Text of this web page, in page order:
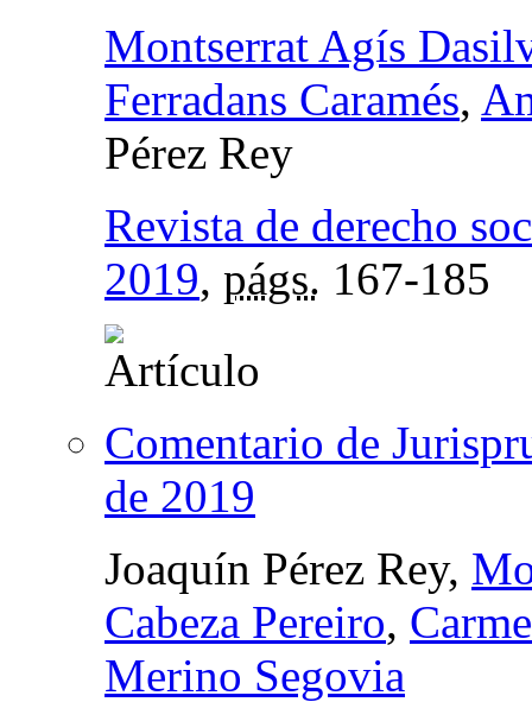
Montserrat Agís
Ferradans Caramés,
Pérez Rey
Revista de derecho
2019, págs. 167-185
Comentario de
de 2019
Joaquín Pérez Rey,
Cabeza Pereiro,
Merino Segovia